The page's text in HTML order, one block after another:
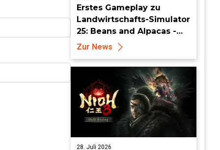
Erstes Gameplay zu
Landwirtschafts-Simulator
25: Beans and Alpacas -
Mehr auf FarmCon
Zur News
28. Juli 2026